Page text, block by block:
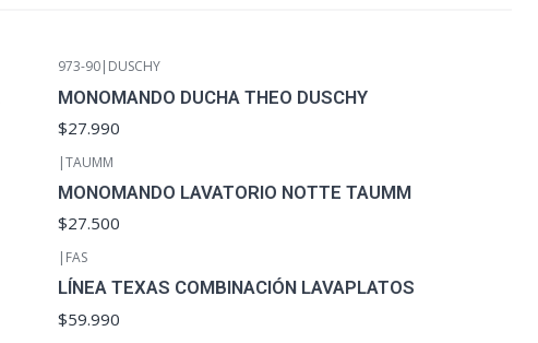
973-90| DUSCHY
MONOMANDO DUCHA THEO DUSCHY
$27.990
|TAUMM
MONOMANDO LAVATORIO NOTTE TAUMM
$27.500
| FAS
LÍNEA TEXAS COMBINACIÓN LAVAPLATOS
$59.990